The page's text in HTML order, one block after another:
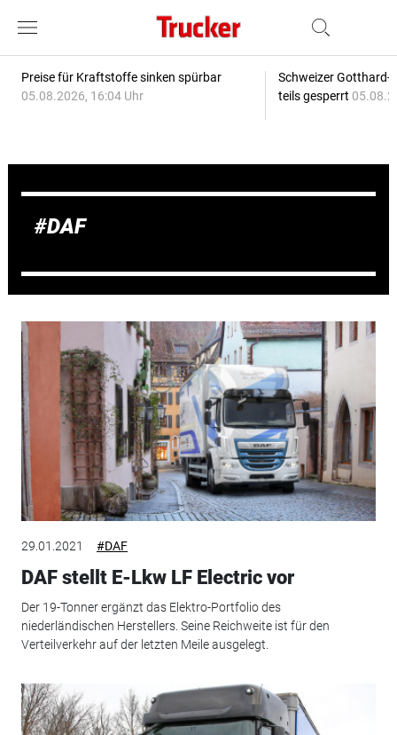
Preise für Kraftstoffe sinken spürbar
05.08.2026, 16:04 Uhr
Schweizer Gotthard-
teils gesperrt
DAF
29.01.2021 #DAF
DAF stellt E-Lkw LF Electric vor
Der 19-Tonner ergänzt das Elektro-Portfolio des
niederländischen Herstellers. Seine Reichweite ist für den
Verteilverkehr auf der letzten Meile ausgelegt.